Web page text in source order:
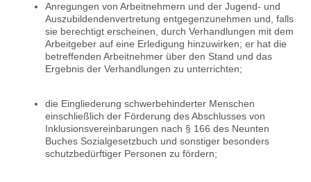
Anregungen von Arbeitnehmern und der Jugend- und
Auszubildendenvertretung entgegenzunehmen und, falls
sie berechtigt erscheinen, durch Verhandlungen mit dem
Arbeitgeber auf eine Erledigung hinzuwirken; er hat die
betreffenden Arbeitnehmer über den Stand und das
Ergebnis der Verhandlungen zu unterrichten;
die Eingliederung schwerbehinderter Menschen
einschließlich der Förderung des Abschlusses von
Inklusionsvereinbarungen nach § 166 des Neunten
Buches Sozialgesetzbuch und sonstiger besonders
schutzbedürftiger Personen zu fördern;